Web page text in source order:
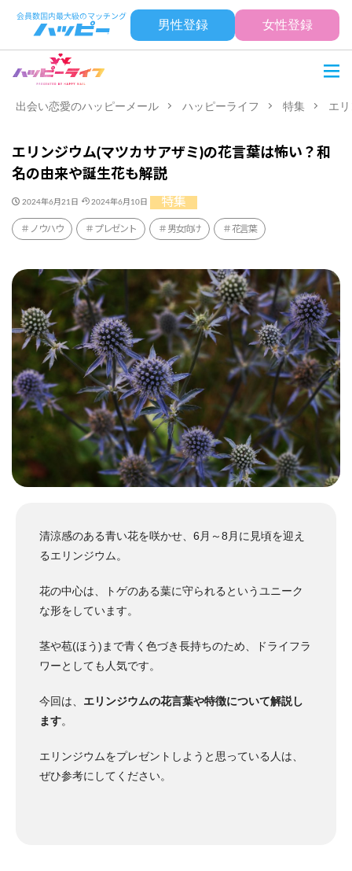
男性登録 女性登録
出会い恋愛のハッピーメール ハッピーライフ 特集 エ
エリンジウム(マツカサアザミ)の花言葉は怖い？和
名の由来や誕生花も解説
2024年6月21日 2024年6月10日 特集
ノウハウ プレゼント 男女向け 花言葉
清涼感のある青い花を咲かせ、6月～8月に見頃を迎え
るエリンジウム。
花の中心は、トゲのある葉に守られるというユニーク
な形をしています。
茎や苞(ほう)まで青く色づき長持ちのため、ドライフラ
ワーとしても人気です。
今回は、 エリンジウムの花言葉や特徴について解説し
ます。
エリンジウムをプレゼントしようと思っている人は、
ぜひ参考にしてください。